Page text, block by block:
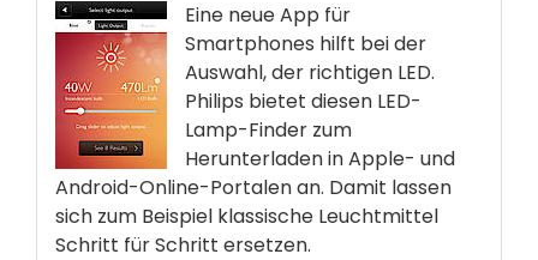
Eine neue App für
Smartphones hilft bei der
Auswahl, der richtigen LED.
Philips bietet diesen LED-
Lamp-Finder zum
Herunterladen in Apple- und
Android-Online-Portalen an. Damit lassen
sich zum Beispiel klassische Leuchtmittel
Schritt für Schritt ersetzen.